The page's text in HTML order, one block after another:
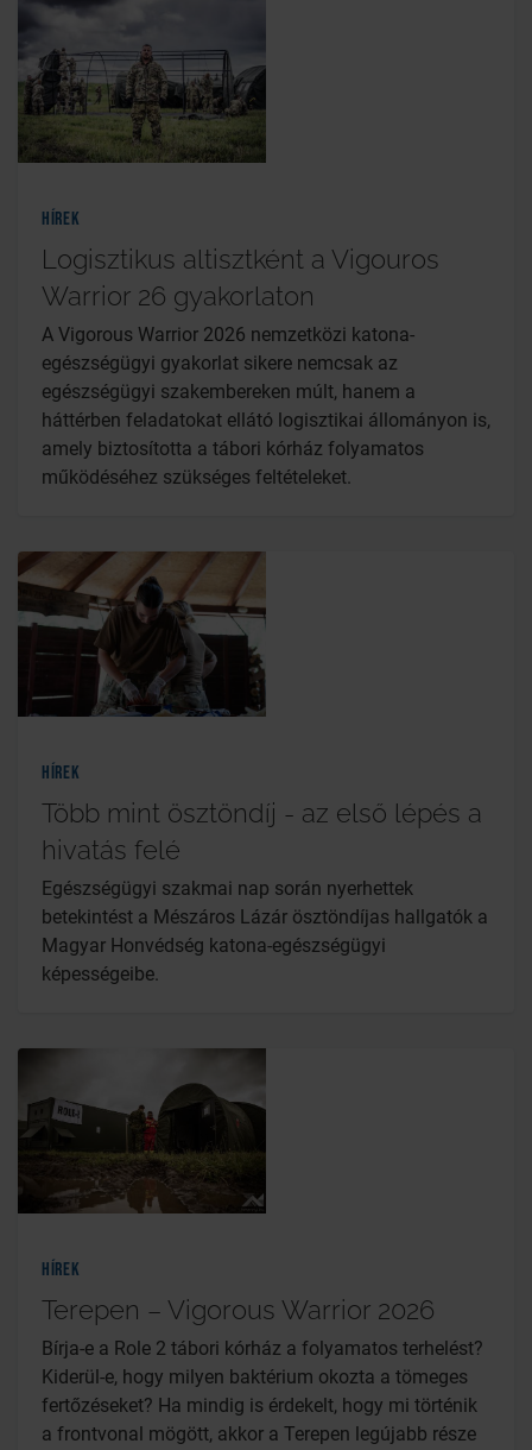
Hírek
Logisztikus altisztként a Vigouros
Warrior 26 gyakorlaton
A Vigorous Warrior 2026 nemzetközi katona-
egészségügyi gyakorlat sikere nemcsak az
egészségügyi szakembereken múlt, hanem a
háttérben feladatokat ellátó logisztikai állományon is,
amely biztosította a tábori kórház folyamatos
működéséhez szükséges feltételeket.
Hírek
Több mint ösztöndíj - az első lépés a
hivatás felé
Egészségügyi szakmai nap során nyerhettek
betekintést a Mészáros Lázár ösztöndíjas hallgatók a
Magyar Honvédség katona-egészségügyi
képességeibe.
Hírek
Terepen – Vigorous Warrior 2026
Bírja-e a Role 2 tábori kórház a folyamatos terhelést?
Kiderül-e, hogy milyen baktérium okozta a tömeges
fertőzéseket? Ha mindig is érdekelt, hogy mi történik
a frontvonal mögött, akkor a Terepen legújabb része